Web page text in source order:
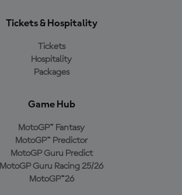
Tickets & Hospitality
Tickets
Hospitality
Packages
Game Hub
MotoGP™ Fantasy
MotoGP™ Predictor
MotoGP Guru Predict
MotoGP Guru Racing 25/26
MotoGP™26